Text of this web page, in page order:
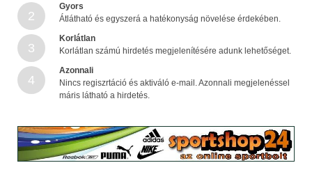
2
Gyors
Átlátható és egyszerá a hatékonyság növelése érdekében.
3
Korlátlan
Korlátlan számú hirdetés megjelenítésére adunk lehetőséget.
4
Azonnali
Nincs regiszrtáció és aktiváló e-mail. Azonnali megjelenéssel
máris látható a hirdetés.